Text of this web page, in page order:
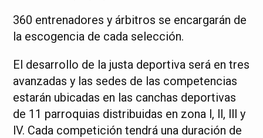
360 entrenadores y árbitros se encargarán de
la escogencia de cada selección.
El desarrollo de la justa deportiva será en tres
avanzadas y las sedes de las competencias
estarán ubicadas en las canchas deportivas
de 11 parroquias distribuidas en zona l, ll, lll y
lV. Cada competición tendrá una duración de